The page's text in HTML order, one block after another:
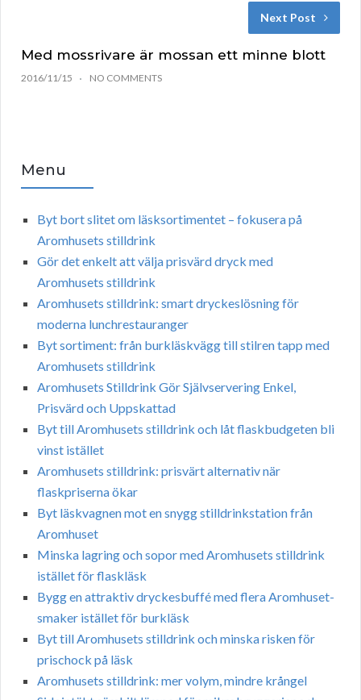
Next Post
Med mossrivare är mossan ett minne blott
2016/11/15 NO COMMENTS
Menu
Byt bort slitet om läsksortimentet – fokusera på
Aromhusets stilldrink
Gör det enkelt att välja prisvärd dryck med
Aromhusets stilldrink
Aromhusets stilldrink: smart dryckeslösning för
moderna lunchrestauranger
Byt sortiment: från burkläskvägg till stilren tapp med
Aromhusets stilldrink
Aromhusets Stilldrink Gör Självservering Enkel,
Prisvärd och Uppskattad
Byt till Aromhusets stilldrink och låt flaskbudgeten bli
vinst istället
Aromhusets stilldrink: prisvärt alternativ när
flaskpriserna ökar
Byt läskvagnen mot en snygg stilldrinkstation från
Aromhuset
Minska lagring och sopor med Aromhusets stilldrink
istället för flaskläsk
Bygg en attraktiv dryckesbuffé med flera Aromhuset-
smaker istället för burkläsk
Byt till Aromhusets stilldrink och minska risken för
prischock på läsk
Aromhusets stilldrink: mer volym, mindre krångel